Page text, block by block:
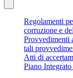
Regolamenti
corruzione e
Provvedimenti
tali
Atti di
Piano